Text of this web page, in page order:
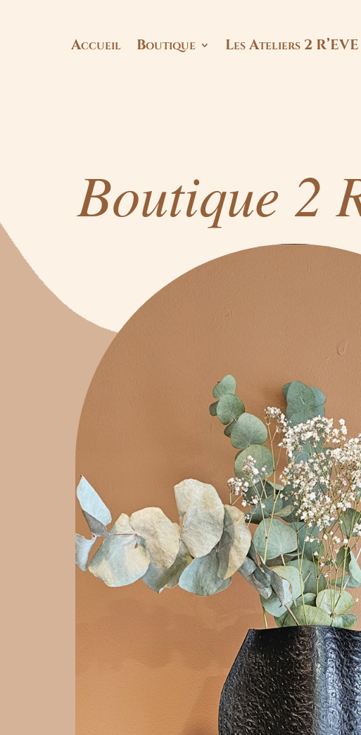
Accueil Boutique Les Ateliers 2 R’EVE
Boutique 2